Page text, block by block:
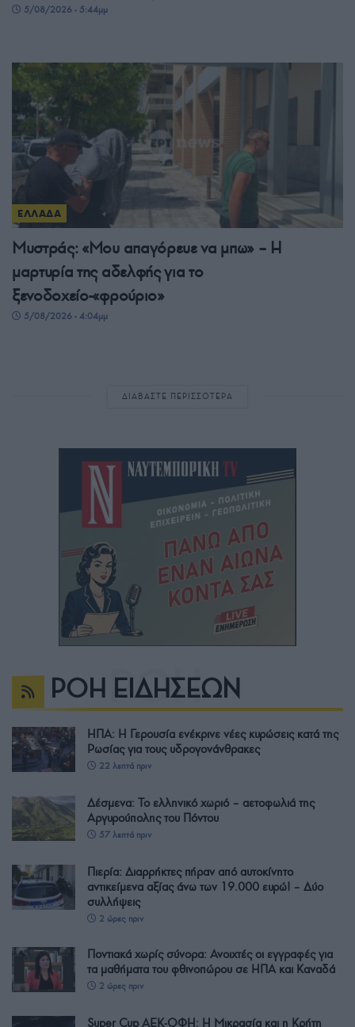
5/08/2026 - 5:44μμ
ΕΛΛΑΔΑ
Μυστράς: «Μου απαγόρευε να μπω» – Η
μαρτυρία της αδελφής για το
ξενοδοχείο-«φρούριο»
5/08/2026 - 4:04μμ
ΔΙΑΒΑΣΤΕ ΠΕΡΙΣΣΟΤΕΡΑ
ΡΟΗ ΕΙΔΗΣΕΩΝ
ΗΠΑ: Η Γερουσία ενέκρινε νέες κυρώσεις κατά της
Ρωσίας για τους υδρογονάνθρακες
22 λεπτά πριν
Δέσμενα: Το ελληνικό χωριό – αετοφωλιά της
Αργυρούπολης του Πόντου
57 λεπτά πριν
Πιερία: Διαρρήκτες πήραν από αυτοκίνητο
αντικείμενα αξίας άνω των 19.000 ευρώ! – Δύο
συλλήψεις
2 ώρες πριν
Ποντιακά χωρίς σύνορα: Ανοιχτές οι εγγραφές για
τα μαθήματα του φθινοπώρου σε ΗΠΑ και Καναδά
2 ώρες πριν
Super Cup ΑΕΚ-ΟΦΗ: Η Μικρασία και η Κρήτη